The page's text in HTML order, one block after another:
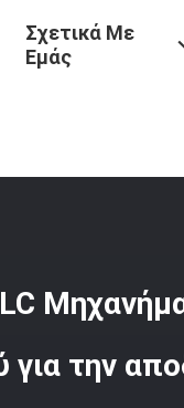
Σχετικά Με
Εμάς
Γυαλιού
για την